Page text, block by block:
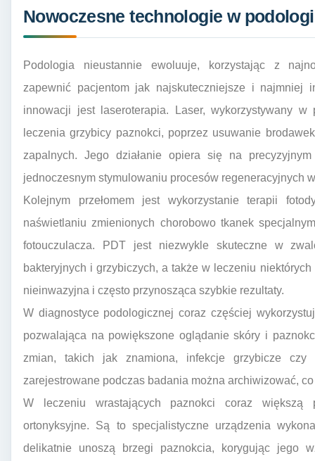
Nowoczesne technologie w
Podologia nieustannie ewoluuje, korzystając z
zapewnić pacjentom jak najskuteczniejsze i najmniej
innowacji jest laseroterapia. Laser, wykorzystywany
leczenia grzybicy paznokci, poprzez usuwanie
zapalnych. Jego działanie opiera się na
jednoczesnym stymulowaniu procesów regeneracyjnych
Kolejnym przełomem jest wykorzystanie terapii
naświetlaniu zmienionych chorobowo tkanek
fotouczulacza. PDT jest niezwykle skuteczne w
bakteryjnych i grzybiczych, a także w leczeniu
nieinwazyjna i często przynosząca szybkie rezultaty.
W diagnostyce podologicznej coraz częściej
pozwalająca na powiększone oglądanie skóry i
zmian, takich jak znamiona, infekcje grzybicze czy
zarejestrowane podczas badania można archiwizować,
W leczeniu wrastających paznokci coraz większą
ortonyksyjne. Są to specjalistyczne urządzenia
delikatnie unoszą brzegi paznokcia, korygując jego